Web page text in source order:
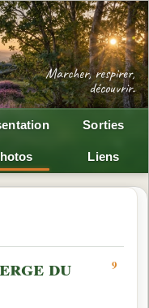
Sorties
Liens
du 9